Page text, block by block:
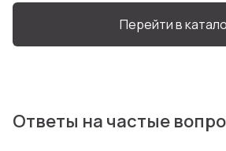
Перейти в
Ответы на частые